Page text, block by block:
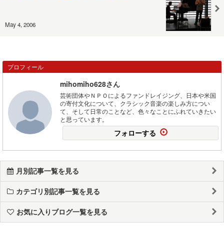
May 4, 2006
プロフィール
mihomiho628さん
芸術団体やＮＰＯによるファンドレイジング、日本や米国
の寄付文化について、クラシック音楽の楽しみ方につい
て、そして日常のことなど、色々なことにふれていきたい
と思っています。
フォローする
月別記事一覧を見る
カテゴリ別記事一覧を見る
お気に入りブログ一覧を見る